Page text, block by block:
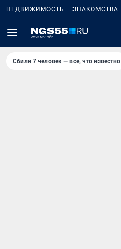
НЕДВИЖИМОСТЬ ЗНАКОМСТВА
Сбили 7 человек — все, что известно